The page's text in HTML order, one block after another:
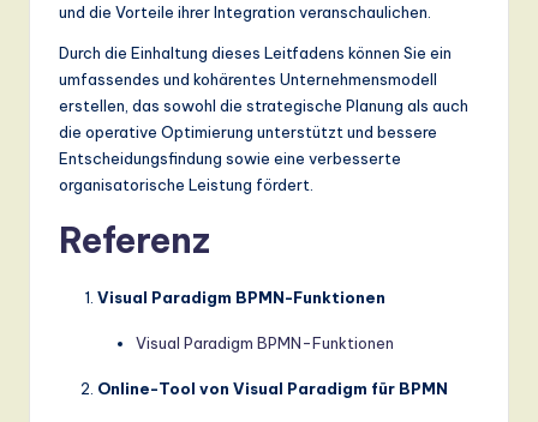
und die Vorteile ihrer Integration veranschaulichen.
Durch die Einhaltung dieses Leitfadens können Sie ein
umfassendes und kohärentes Unternehmensmodell
erstellen, das sowohl die strategische Planung als auch
die operative Optimierung unterstützt und bessere
Entscheidungsfindung sowie eine verbesserte
organisatorische Leistung fördert.
Referenz
Visual Paradigm BPMN-Funktionen
Visual Paradigm BPMN-Funktionen
Online-Tool von Visual Paradigm für BPMN